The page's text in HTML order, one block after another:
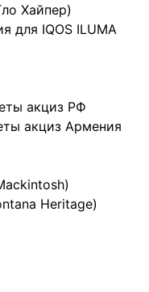
Хайпер)
для IQOS ILUMA
акциз РФ
акциз Армения
Heritage)